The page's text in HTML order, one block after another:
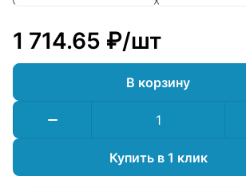
1 714.65 ₽/шт
В корзину
Купить в 1 клик